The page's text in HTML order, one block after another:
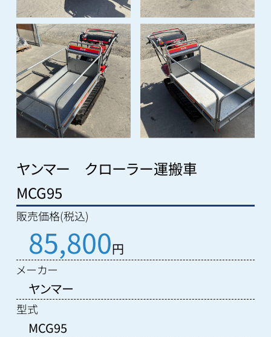
ヤンマー クローラー運搬車
MCG95
販売価格(税込)
85,800円
メーカー
ヤンマー
型式
MCG95